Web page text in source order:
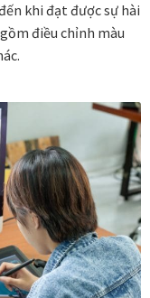
Home
khi đạt được sự hài
điều chỉnh màu